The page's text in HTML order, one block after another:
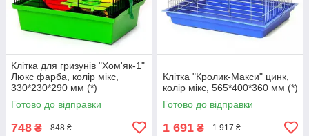
Клітка для гризунів "Хом'як-1"
Люкс фарба, колір мікс,
330*230*290 мм (*)
Готово до відправки
748 ₴ 848 ₴
Клітка "Кролик-Макси" цинк,
колір мікс, 565*400*360 мм (*)
Готово до відправки
1 691 ₴ 1 917 ₴